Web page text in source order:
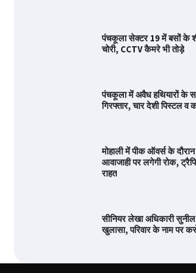
पंचकूला सेक्टर 19 में बसों के
चोरी, CCTV कैमरे भी तोड़े
पंचकूला में अवैध हथियारों के
गिरफ्तार, चार देशी पिस्टल व
मोहाली में पीक ऑवर्स के दौरान
आवाजाही पर लगेगी रोक,
राहत
सीनियर लेखा अधिकारी
खुलासा, परिवार के नाम पर